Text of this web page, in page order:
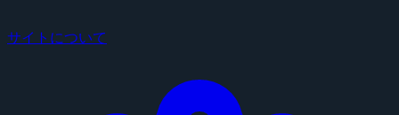
サイトについて